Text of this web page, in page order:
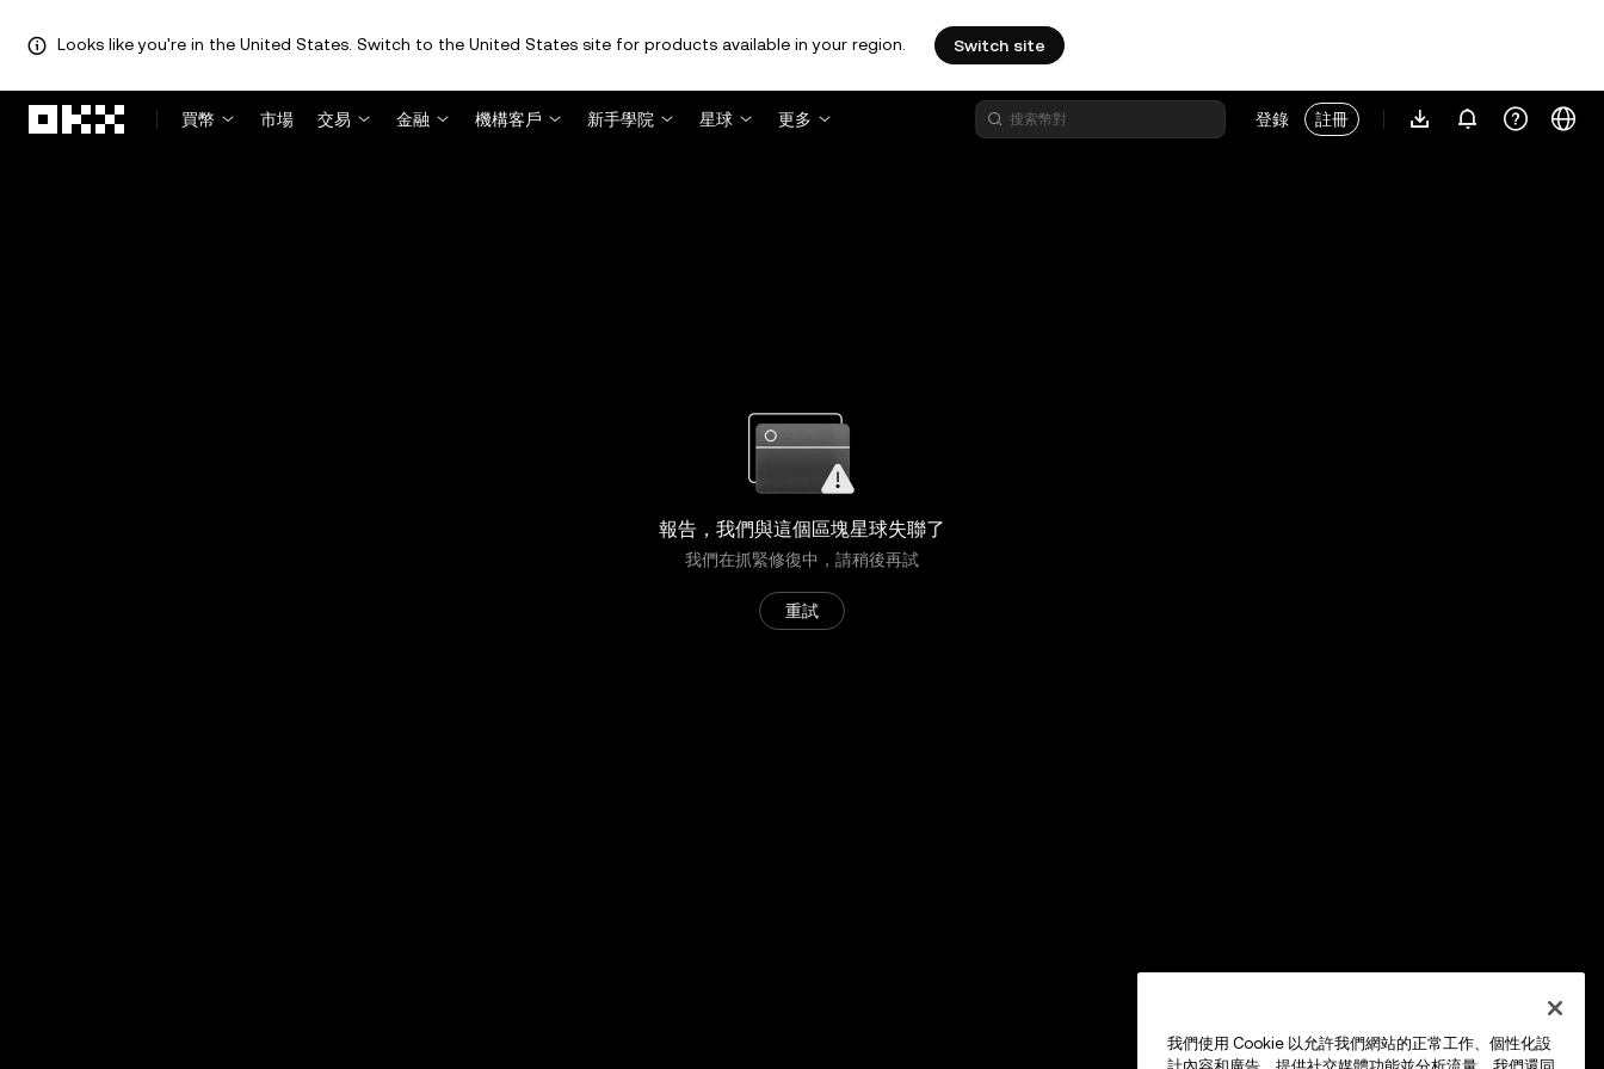
Looks like you're in the United States. Switch to the United States site for products available in your region. Switch site
買幣
市場 交易 金融 機構客戶 新手學院 星球 更多 登錄 註冊
報告，我們與這個區塊星球失聯了
我們在抓緊修復中，請稍後再試
重試
我們使用 Cookie 以允許我們網站的正常工作、個性化設